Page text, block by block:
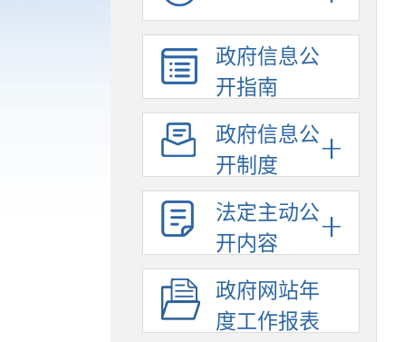
政府信息公
开指南
政府信息公
开制度
法定主动公
开内容
政府网站年
度工作报表